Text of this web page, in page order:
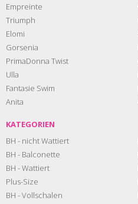
Empreinte
Triumph
Elomi
Gorsenia
PrimaDonna Twist
Ulla
Fantasie Swim
Anita
KATEGORIEN
BH - nicht Wattiert
BH - Balconette
BH - Wattiert
Plus-Size
BH - Vollschalen